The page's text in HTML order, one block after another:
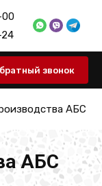
звонок
АБС
АБС